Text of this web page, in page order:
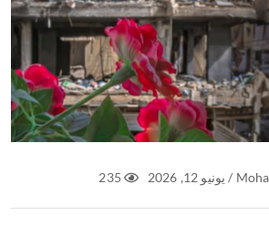
/ يونيو 12, 2026 235